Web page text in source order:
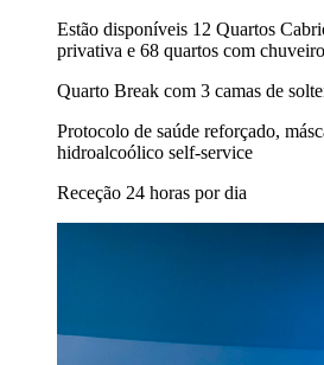
Estão disponíveis 12 Quartos
privativa e 68 quartos com chuveiro
Quarto Break com 3 camas de
Protocolo de saúde reforçado,
hidroalcoólico self-service
Receção 24 horas por dia